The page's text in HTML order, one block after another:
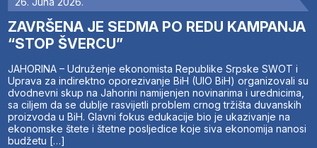
ZAVRŠENA JE SEDMA PO REDU KAMPANJA
“STOP ŠVERCU”
JAHORINA – Udruženje ekonomista Republike Srpske SWOT i
Uprava za indirektno oporezivanje BiH (UIO BiH) organizovali su
dvodnevni skup na Jahorini namijenjen novinarima i urednicima,
sa ciljem da se dublje rasvijetli problem crnog tržišta duvanskih
proizvoda u BiH. Glavni fokus edukacije bio je ukazivanje na
ekonomske štete i štetne posljedice koje siva ekonomija nanosi
budžetu […]